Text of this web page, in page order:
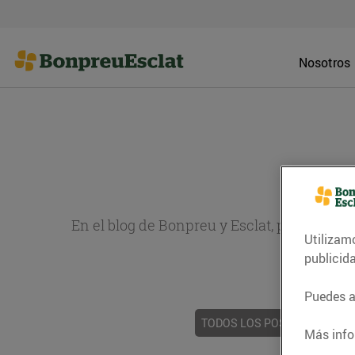
Nosotros
En el blog de Bonpreu y Esclat, puedes
TODOS LOS POSTS
Puedes
Más